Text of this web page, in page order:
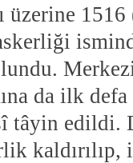
üzerine 1516
da ilk
edildi.